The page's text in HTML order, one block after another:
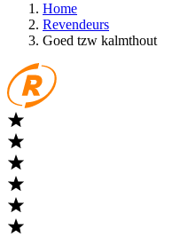
Home
Revendeurs
Goed tzw kalmthout